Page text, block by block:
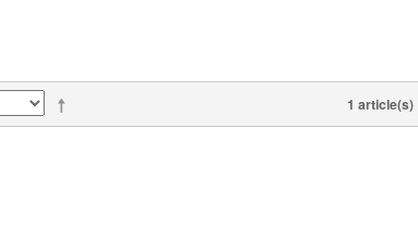
1 article(s)